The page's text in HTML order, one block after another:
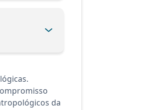
da